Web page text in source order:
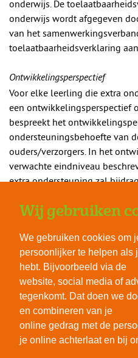
Wij gebruiken
We gebruiken cookies om
persoonlijker te helpen als
hebt. Bijvoorbeeld via de
website, social media of
tegenkomt. Dat doen we
en combineren van je
online gedrag met de
je online achterlaat en bij
onderwijs. De
onderwijs wordt afgegeven
van het
toelaatbaarheidsverklaring
Ontwikkelingsperspectief
Voor elke leerling die extra
een ontwikkelingsperspectief
bespreekt het
ondersteuningsbehoefte van
ouders/verzorgers. In het
verwachte eindniveau
extra ondersteuning zal
Meer algemene informatie
Informatie over het
Ommelanden is te vinden
op
informatie is te vinden op
Verder geeft het Steunpunt
over passend onderwijs aan
leerlingen met extra
is te vinden via